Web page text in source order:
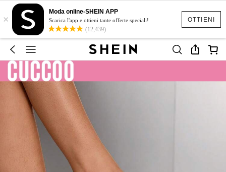
OTTIENI
×
Moda online-SHEIN APP
Scarica l'app e ottieni tante offerte speciali!
(12,439)